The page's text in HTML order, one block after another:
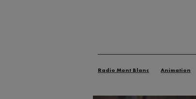
Radio Mont Blanc Animation